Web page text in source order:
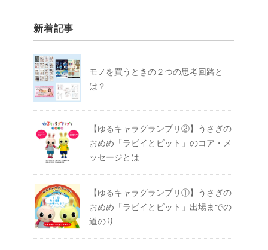
新着記事
モノを買うときの２つの思考回路と
は？
【ゆるキャラグランプリ②】うさぎの
おめめ「ラビイとビット」のコア・メ
ッセージとは
【ゆるキャラグランプリ①】うさぎの
おめめ「ラビイとビット」出場までの
道のり